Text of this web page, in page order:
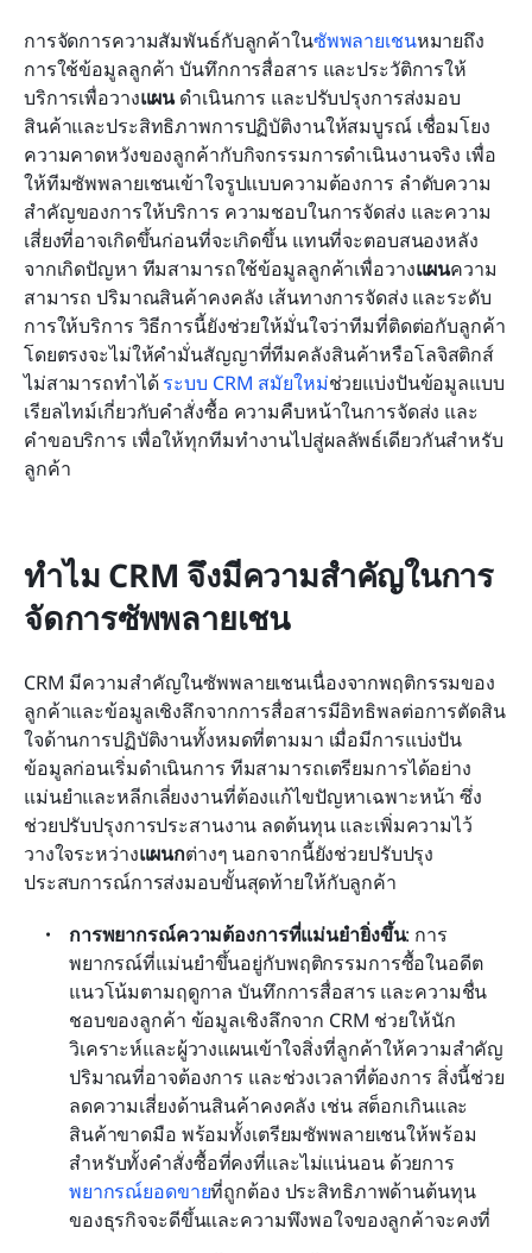
การจัดการความสัมพันธ์กับลูกค้าในซัพพลายเชนหมายถึง
การใช้ข้อมูลลูกค้า บันทึกการสื่อสาร และประวัติการให้
บริการเพื่อวางแผน ดำเนินการ และปรับปรุงการส่งมอบ
สินค้าและประสิทธิภาพการปฏิบัติงานให้สมบูรณ์ เชื่อมโยง
ความคาดหวังของลูกค้ากับกิจกรรมการดำเนินงานจริง เพื่อ
ให้ทีมซัพพลายเชนเข้าใจรูปแบบความต้องการ ลำดับความ
สำคัญของการให้บริการ ความชอบในการจัดส่ง และความ
เสี่ยงที่อาจเกิดขึ้นก่อนที่จะเกิดขึ้น แทนที่จะตอบสนองหลัง
จากเกิดปัญหา ทีมสามารถใช้ข้อมูลลูกค้าเพื่อวางแผนความ
สามารถ ปริมาณสินค้าคงคลัง เส้นทางการจัดส่ง และระดับ
การให้บริการ วิธีการนี้ยังช่วยให้มั่นใจว่าทีมที่ติดต่อกับลูกค้า
โดยตรงจะไม่ให้คำมั่นสัญญาที่ทีมคลังสินค้าหรือโลจิสติกส์
ไม่สามารถทำได้ ระบบ CRM สมัยใหม่ช่วยแบ่งปันข้อมูลแบบ
เรียลไทม์เกี่ยวกับคำสั่งซื้อ ความคืบหน้าในการจัดส่ง และ
คำขอบริการ เพื่อให้ทุกทีมทำงานไปสู่ผลลัพธ์เดียวกันสำหรับ
ลูกค้า
ทำไม CRM จึงมีความสำคัญในการ
จัดการซัพพลายเชน
CRM มีความสำคัญในซัพพลายเชนเนื่องจากพฤติกรรมของ
ลูกค้าและข้อมูลเชิงลึกจากการสื่อสารมีอิทธิพลต่อการตัดสิน
ใจด้านการปฏิบัติงานทั้งหมดที่ตามมา เมื่อมีการแบ่งปัน
ข้อมูลก่อนเริ่มดำเนินการ ทีมสามารถเตรียมการได้อย่าง
แม่นยำและหลีกเลี่ยงงานที่ต้องแก้ไขปัญหาเฉพาะหน้า ซึ่ง
ช่วยปรับปรุงการประสานงาน ลดต้นทุน และเพิ่มความไว้
วางใจระหว่างแผนกต่างๆ นอกจากนี้ยังช่วยปรับปรุง
ประสบการณ์การส่งมอบขั้นสุดท้ายให้กับลูกค้า
การพยากรณ์ความต้องการที่แม่นยำยิ่งขึ้น: การ
พยากรณ์ที่แม่นยำขึ้นอยู่กับพฤติกรรมการซื้อในอดีต
แนวโน้มตามฤดูกาล บันทึกการสื่อสาร และความชื่น
ชอบของลูกค้า ข้อมูลเชิงลึกจาก CRM ช่วยให้นัก
วิเคราะห์และผู้วางแผนเข้าใจสิ่งที่ลูกค้าให้ความสำคัญ
ปริมาณที่อาจต้องการ และช่วงเวลาที่ต้องการ สิ่งนี้ช่วย
ลดความเสี่ยงด้านสินค้าคงคลัง เช่น สต็อกเกินและ
สินค้าขาดมือ พร้อมทั้งเตรียมซัพพลายเชนให้พร้อม
สำหรับทั้งคำสั่งซื้อที่คงที่และไม่แน่นอน ด้วยการ
พยากรณ์ยอดขายที่ถูกต้อง ประสิทธิภาพด้านต้นทุน
ของธุรกิจจะดีขึ้นและความพึงพอใจของลูกค้าจะคงที่